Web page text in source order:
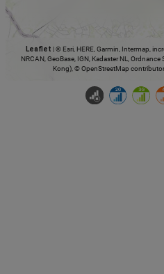
Leaflet |© Esri, HERE, Garmin, Intermap,
NRCAN, GeoBase, IGN, Kadaster NL,
Kong), © OpenStreetMap